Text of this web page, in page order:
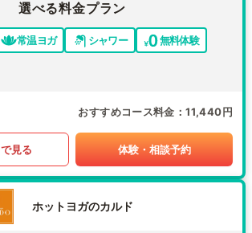
選べる料金プラン
常温ヨガ シャワー
無料体験
おすすめコース料金 11,440円
見る 体験・相談予約
ホットヨガのカルド